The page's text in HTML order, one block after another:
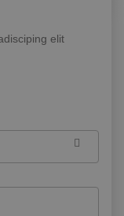
elit